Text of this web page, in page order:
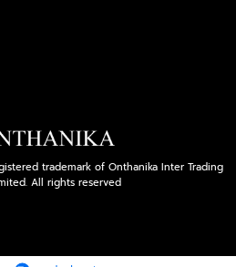
trademark of Onthanika Inter Trading
All rights reserved